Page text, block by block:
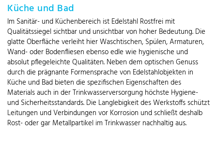
Küche und Bad
Im Sanitär- und Küchenbereich ist Edelstahl Rostfrei mit
Qualitätssiegel sichtbar und unsichtbar von hoher Bedeutung. Die
glatte Oberfläche verleiht hier Waschtischen, Spülen, Armaturen,
Wand- oder Bodenfliesen ebenso edle wie hygienische und
absolut pflegeleichte Qualitäten. Neben dem optischen Genuss
durch die prägnante Formensprache von Edelstahlobjekten in
Küche und Bad bieten die spezifischen Eigenschaften des
Materials auch in der Trinkwasserversorgung höchste Hygiene-
und Sicherheitsstandards. Die Langlebigkeit des Werkstoffs schützt
Leitungen und Verbindungen vor Korrosion und schließt deshalb
Rost- oder gar Metallpartikel im Trinkwasser nachhaltig aus.